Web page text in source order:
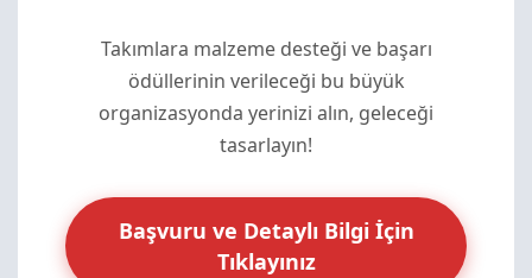
Takımlara malzeme desteği ve başarı
ödüllerinin verileceği bu büyük
organizasyonda yerinizi alın, geleceği
tasarlayın!
Başvuru ve Detaylı Bilgi İçin
Tıklayınız